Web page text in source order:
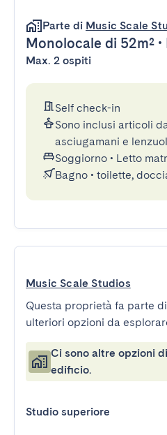
Parte di Music Scale
Monolocale di 52m² •
Max. 2 ospiti
Self check-in
Sono inclusi articoli
asciugamani e
Soggiorno • Letto
Bagno • toilette,
Music Scale Studios
Questa proprietà fa parte
ulteriori opzioni da
Ci sono altre opzioni
edificio.
Studio superiore